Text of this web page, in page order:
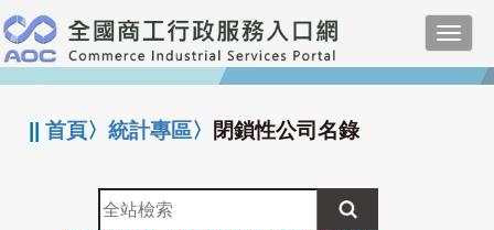
跳
到
主
要
:::
||首頁〉統計專區〉 閉鎖性公司名錄
全
站